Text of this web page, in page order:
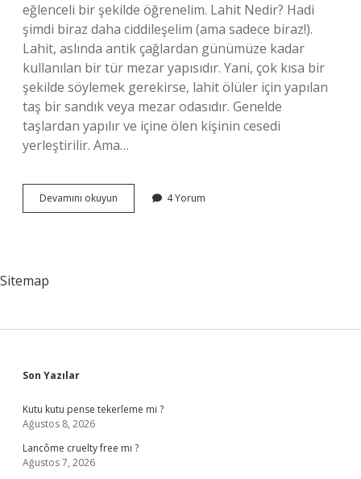
eğlenceli bir şekilde öğrenelim. Lahit Nedir? Hadi
şimdi biraz daha ciddileşelim (ama sadece biraz!).
Lahit, aslında antik çağlardan günümüze kadar
kullanılan bir tür mezar yapısıdır. Yani, çok kısa bir
şekilde söylemek gerekirse, lahit ölüler için yapılan
taş bir sandık veya mezar odasıdır. Genelde
taşlardan yapılır ve içine ölen kişinin cesedi
yerleştirilir. Ama…
Devamını okuyun
ne
4 Yorum
Sitemap
Sidebar
Son Yazılar
Kutu kutu pense tekerleme mi ?
Ağustos 8, 2026
Lancôme cruelty free mı ?
Ağustos 7, 2026